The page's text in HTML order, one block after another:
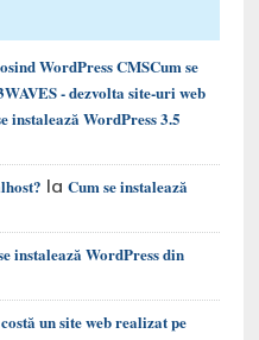
WordPress CMSCum se
- dezvolta site-uri web
instalează WordPress 3.5
laCum se instalează
instalează WordPress din
un site web realizat pe